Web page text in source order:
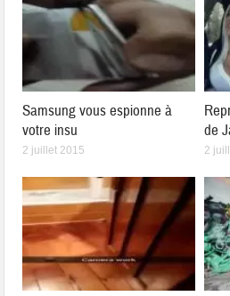
Samsung vous espionne à
votre insu
2 juillet 2015
de
2